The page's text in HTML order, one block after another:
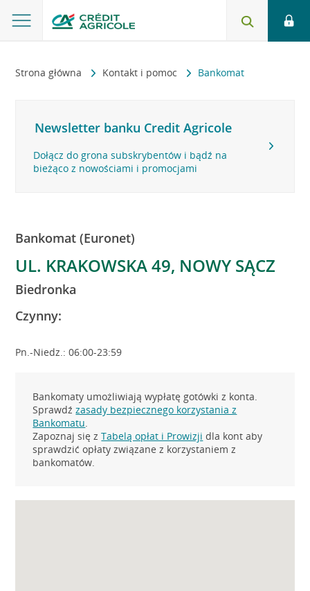
Strona główna Kontakt i pomoc Bankomat
Newsletter banku Credit Agricole
Dołącz do grona subskrybentów i bądź na
bieżąco z nowościami i promocjami
Bankomat (Euronet)
UL. KRAKOWSKA 49, NOWY SĄCZ
Biedronka
Czynny:
Pn.-Niedz.: 06:00-23:59
Bankomaty umożliwiają wypłatę gotówki z konta.
Sprawdźzasady bezpiecznego korzystania z
Bankomatu.
Zapoznaj się zTabelą opłat i Prowizji dla kont aby
sprawdzić opłaty związane z korzystaniem z
bankomatów.